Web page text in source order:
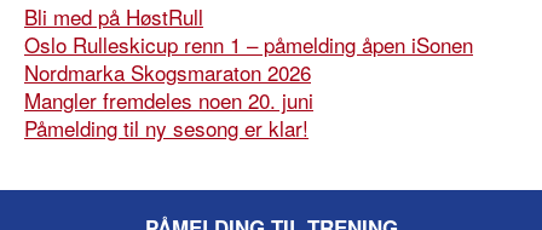
Bli med på HøstRull
Oslo Rulleskicup renn 1 – påmelding åpen iSonen
Nordmarka Skogsmaraton 2026
Mangler fremdeles noen 20. juni
Påmelding til ny sesong er klar!